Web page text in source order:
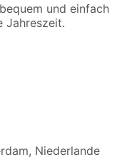
und einfach
Jahreszeit.
Niederlande